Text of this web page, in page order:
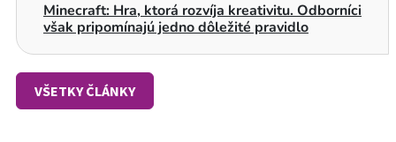
Minecraft: Hra, ktorá rozvíja kreativitu. Odborníci
však pripomínajú jedno dôležité pravidlo
VŠETKY ČLÁNKY